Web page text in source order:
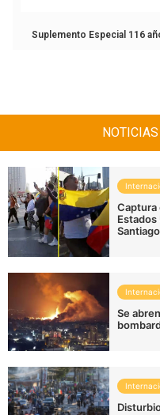
Suplemento Especial 116
Captura
Santiago
Se